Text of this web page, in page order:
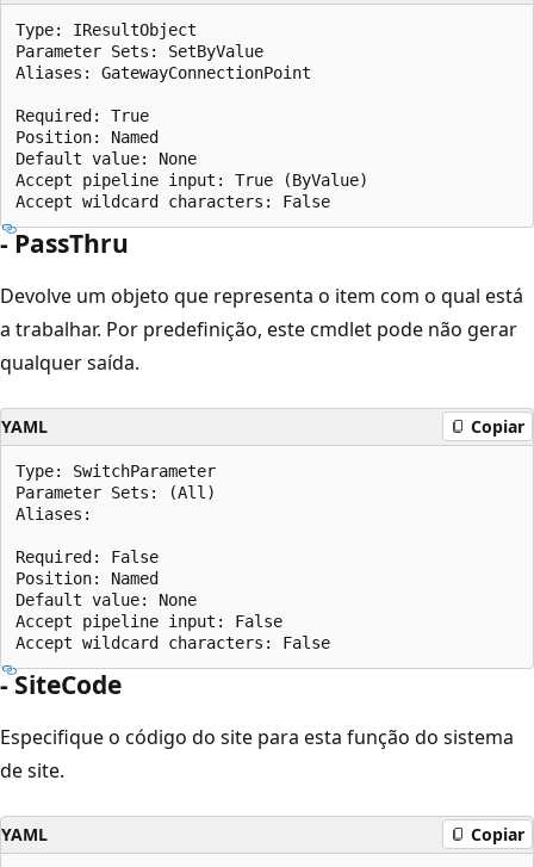
Type: IResultObject
Parameter Sets: SetByValue
Aliases: GatewayConnectionPoint
Required: True
Position: Named
Default value: None
Accept pipeline input: True (ByValue)
- PassThru
Devolve um objeto que representa o item com o qual está
a trabalhar. Por predefinição, este cmdlet pode não gerar
qualquer saída.
YAML Copiar
Type: SwitchParameter
Parameter Sets: (All)
Aliases:
Required: False
Position: Named
Default value: None
Accept pipeline input: False
- SiteCode
Especifique o código do site para esta função do sistema
de site.
YAML Copiar